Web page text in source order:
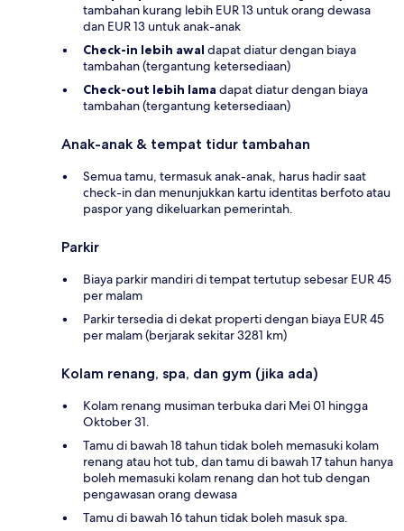
tambahan kurang lebih EUR 13 untuk orang dewasa
dan EUR 13 untuk anak-anak
Check-in lebih awal dapat diatur dengan biaya
tambahan (tergantung ketersediaan)
Check-out lebih lama dapat diatur dengan biaya
tambahan (tergantung ketersediaan)
Anak-anak & tempat tidur tambahan
Semua tamu, termasuk anak-anak, harus hadir saat
check-in dan menunjukkan kartu identitas berfoto atau
paspor yang dikeluarkan pemerintah.
Parkir
Biaya parkir mandiri di tempat tertutup sebesar EUR 45
per malam
Parkir tersedia di dekat properti dengan biaya EUR 45
per malam (berjarak sekitar 3281 km)
Kolam renang, spa, dan gym (jika ada)
Kolam renang musiman terbuka dari Mei 01 hingga
Oktober 31.
Tamu di bawah 18 tahun tidak boleh memasuki kolam
renang atau hot tub, dan tamu di bawah 17 tahun hanya
boleh memasuki kolam renang dan hot tub dengan
pengawasan orang dewasa
Tamu di bawah 16 tahun tidak boleh masuk spa.